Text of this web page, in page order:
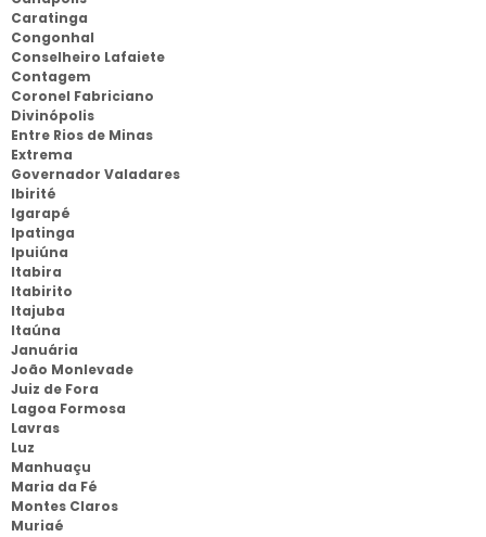
Caratinga
Congonhal
Conselheiro Lafaiete
Contagem
Coronel Fabriciano
Divinópolis
Entre Rios de Minas
Extrema
Governador Valadares
Ibirité
Igarapé
Ipatinga
Ipuiúna
Itabira
Itabirito
Itajuba
Itaúna
Januária
João Monlevade
Juiz de Fora
Lagoa Formosa
Lavras
Luz
Manhuaçu
Maria da Fé
Montes Claros
Muriaé